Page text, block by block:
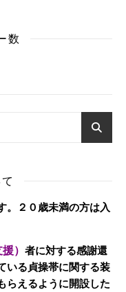
数
。２０歳未満の方は入
） 者に対する感謝還
いる貞操帯に関する装
らえるように開設した